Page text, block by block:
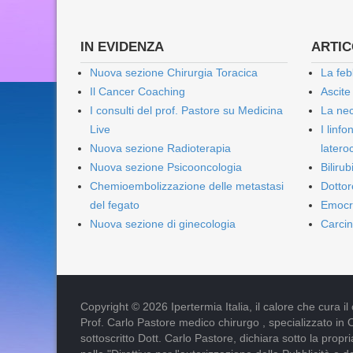
IN EVIDENZA
Nuova sezione Chirurgia Toracica
Il Cancer Coaching
I consulti del prof. Pastore su Medicina
Live
Nuova sezione Radioterapia
Nuova sezione Psicooncologia
Chemioembolizzazione delle metastasi
del fegato
Nuova sezione di ginecologia
La
La
I
Copyright © 2026 Ipertermia Italia, il calore che cura il
Prof. Carlo Pastore medico chirurgo , specializzato in
sottoscritto Dott. Carlo Pastore, dichiara sotto la